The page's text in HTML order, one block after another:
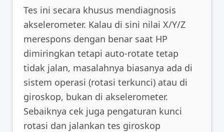
Tes ini secara khusus mendiagnosis
akselerometer. Kalau di sini nilai X/Y/Z
merespons dengan benar saat HP
dimiringkan tetapi auto-rotate tetap
tidak jalan, masalahnya biasanya ada di
sistem operasi (rotasi terkunci) atau di
giroskop, bukan di akselerometer.
Sebaiknya cek juga pengaturan kunci
rotasi dan jalankan tes giroskop